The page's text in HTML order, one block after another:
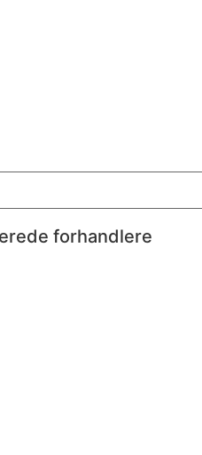
forhandlere